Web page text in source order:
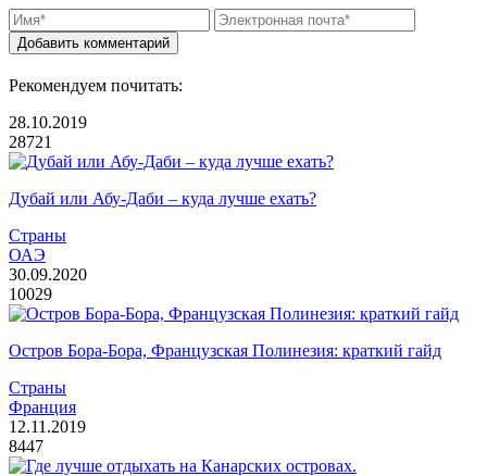
Рекомендуем почитать:
28.10.2019
28721
Дубай или Абу-Даби – куда лучше ехать?
Страны
ОАЭ
30.09.2020
10029
Остров Бора-Бора, Французская Полинезия: краткий гайд
Страны
Франция
12.11.2019
8447